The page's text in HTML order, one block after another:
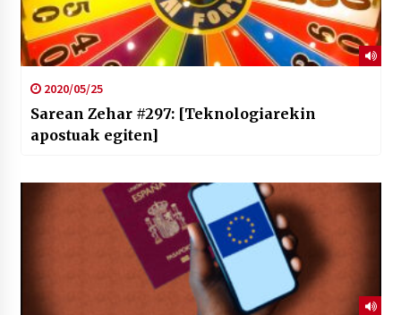
2020/05/25
Sarean Zehar #297: [Teknologiarekin
apostuak egiten]